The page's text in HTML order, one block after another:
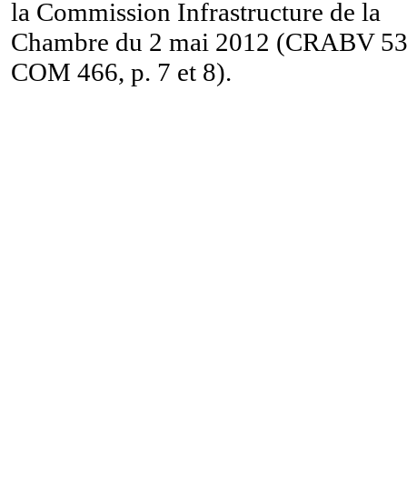
la Commission Infrastructure de la
Chambre du 2 mai 2012 (CRABV 53
COM 466, p. 7 et 8).